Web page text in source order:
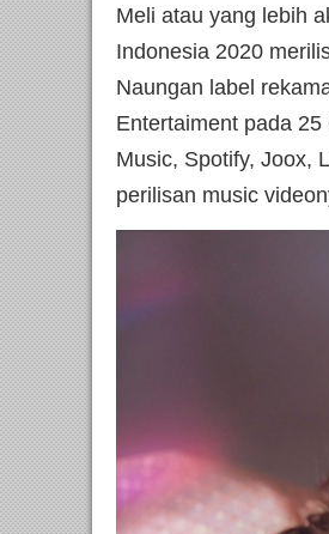
Meli atau yang lebih
Indonesia 2020
Naungan label
Entertaiment pada
Music, Spotify, Joox,
perilisan music